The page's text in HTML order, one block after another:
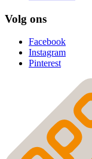
Volg ons
Facebook
Instagram
Pinterest